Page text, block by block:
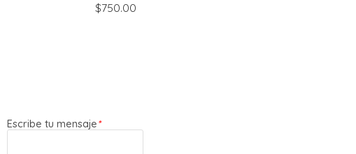
$750.00
Escribe tu mensaje*